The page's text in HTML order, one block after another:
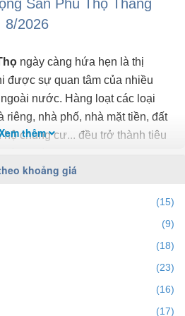
Sản Phú Thọ Tháng
8/2026
ngày càng hứa hẹn là thị
được sự quan tâm của nhiều
nước. Hàng loạt các loại
riêng, nhà phố, nhà mặt tiền, đất
chung cư... đều trở thành tiêu
hãy truy cập vào bds68.com.vn
tháng 8/2026. Với
lọc theo địa điểm, giá, diện
phòng ngủ và hướng để tìm ra
thêm
khoảng giá
(15)
(9)
(18)
(23)
(16)
(17)